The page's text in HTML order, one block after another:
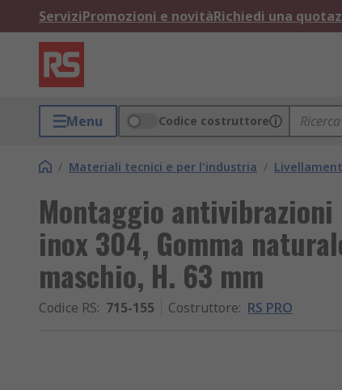
ServiziPromozioni e novitàRichiedi una
Menu Codice costruttore
/ Materiali tecnici e per l'industria /
Montaggio antivibrazioni
inox 304, Gomma
maschio, H. 63 mm
Codice RS: 715-155 Costruttore: RS PRO